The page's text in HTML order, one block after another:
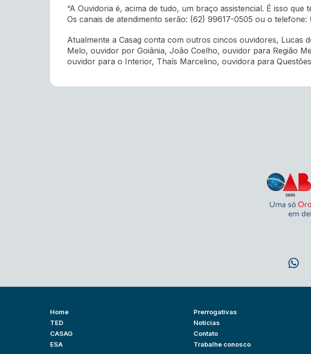
“A Ouvidoria é, acima de tudo, um braço assistencial. É isso que
Os canais de atendimento serão: (62) 99617-0505 ou o telefone:
Atualmente a Casag conta com outros cincos ouvidores, Lucas
Melo, ouvidor por Goiânia, João Coelho, ouvidor para Região
ouvidor para o Interior, Thaís Marcelino, ouvidora para
Home
TED
CASAG
ESA
Prerrogativas
Notícias
Contato
Trabalhe conosco